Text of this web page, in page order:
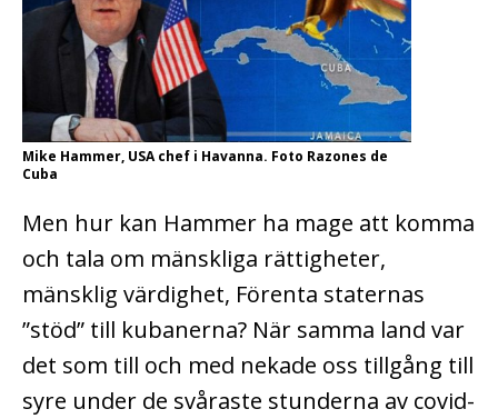
Mike Hammer, USA chef i Havanna. Foto Razones de
Cuba
Men hur kan Hammer ha mage att komma
och tala om mänskliga rättigheter,
mänsklig värdighet, Förenta staternas
”stöd” till kubanerna? När samma land var
det som till och med nekade oss tillgång till
syre under de svåraste stunderna av covid-